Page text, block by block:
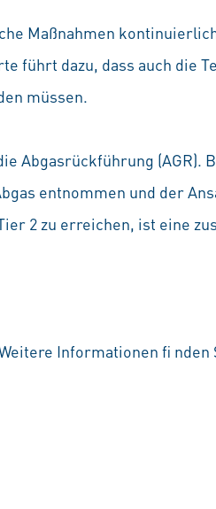
Maßnahmen
führt dazu, dass auch die
müssen.
Abgasrückführung (AGR).
entnommen und der
2 zu erreichen, ist eine
Informationen fi nden